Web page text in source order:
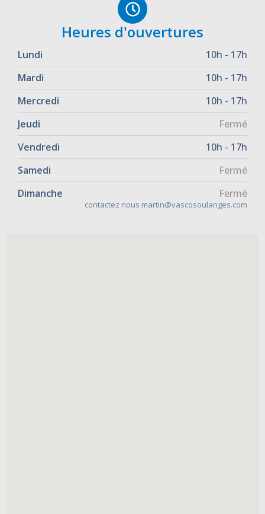
Heures d'ouvertures
Lundi
10h - 17h
Mardi
10h - 17h
Mercredi
10h - 17h
Jeudi
Fermé
Vendredi
10h - 17h
Samedi
Fermé
Dimanche
Fermé
contactez nous martin@vascosoulanges.com